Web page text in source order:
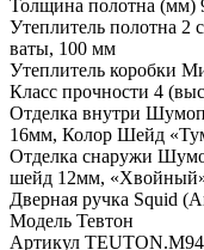
Толщина полотна (мм)
Утеплитель полотна 2
ваты, 100 мм
Утеплитель коробки
Класс прочности 4
Отделка внутри
16мм, Колор Шейд
Отделка снаружи
шейд 12мм,
Дверная ручка Squid
Модель Тевтон
Артикул